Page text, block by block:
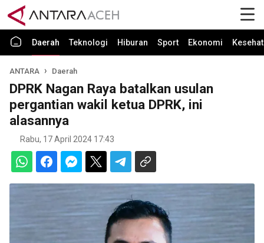
Daerah Teknologi Hiburan Sport Ekonomi
ANTARA Daerah
DPRK Nagan Raya batalkan usulan
pergantian wakil ketua DPRK, ini
alasannya
Rabu, 17 April 2024 17:43